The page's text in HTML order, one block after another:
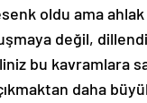
oldu ama
değil,
bu kavramlara
daha